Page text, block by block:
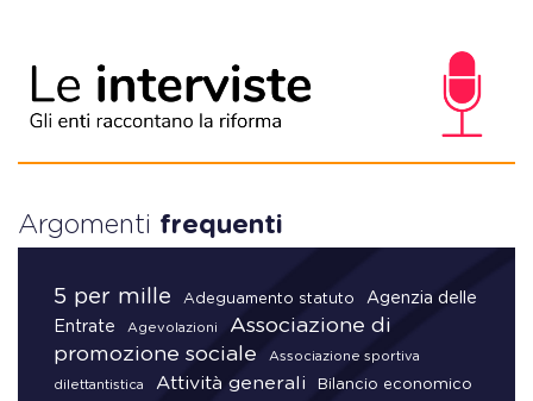
Argomenti frequenti
5 per mille Adeguamento statuto
Agenzia delle
Entrate
Agevolazioni
Associazione di
promozione sociale
Associazione sportiva
dilettantistica Attività generali Bilancio economico